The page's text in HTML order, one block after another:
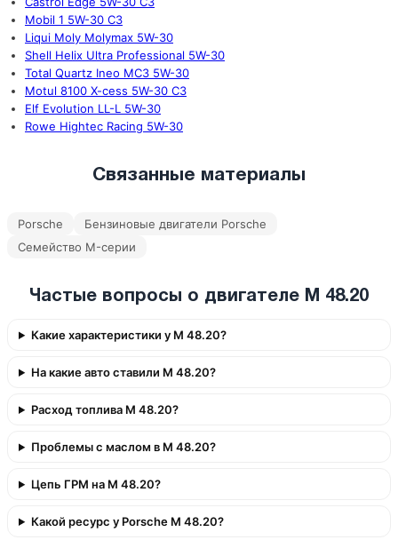
Mobil 1 5W-30 C3
Liqui Moly Molymax 5W-30
Shell Helix Ultra Professional 5W-30
Total Quartz Ineo MC3 5W-30
Motul 8100 X-cess 5W-30 C3
Elf Evolution LL-L 5W-30
Rowe Hightec Racing 5W-30
Связанные материалы
Porsche
Бензиновые двигатели Porsche
Семейство M-серии
Частые вопросы о двигателе M 48.20
Какие характеристики у M 48.20?
На какие авто ставили M 48.20?
Расход топлива M 48.20?
Проблемы с маслом в M 48.20?
Цепь ГРМ на M 48.20?
Какой ресурс у Porsche M 48.20?